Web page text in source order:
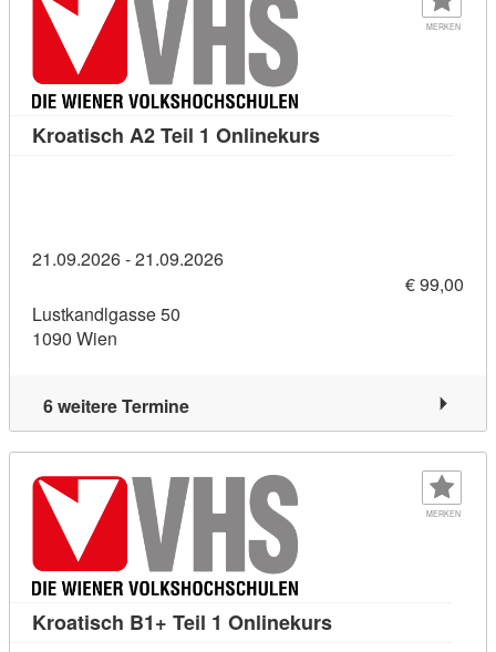
MERKEN
Kroatisch A2 Teil 1 OnlinekursKursdetail:
21.09.2026 - 21.09.2026
€ 99,00
Lustkandlgasse 50
1090 Wien
6 weitere Termine
MERKEN
Kroatisch B1+ Teil 1 OnlinekursKursdetail: